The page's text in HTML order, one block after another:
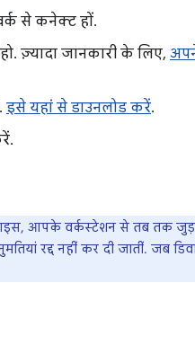
से कनेक्ट हों.
ज़्यादा जानकारी के लिए,
इसे यहां से डाउनलोड करें.
आपके वर्कस्टेशन से तब तक
रद्द नहीं कर दी जातीं. जब